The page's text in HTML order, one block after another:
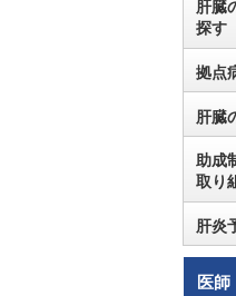
肝臓
探す
拠点
肝臓
助成
取り
肝炎
医師